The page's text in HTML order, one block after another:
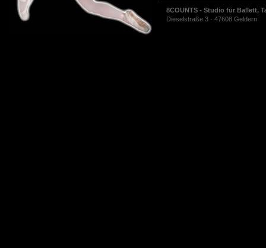
8COUNTS - Studio für Ballett,
Dieselstraße 3 · 47608 Geldern